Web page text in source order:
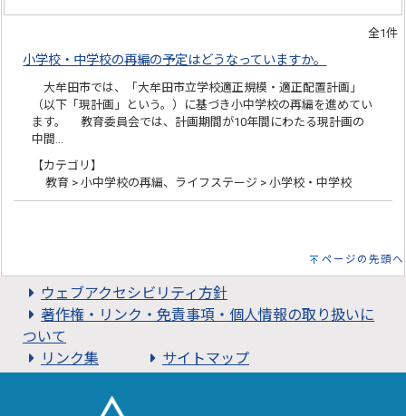
全1件
小学校・中学校の再編の予定はどうなっていますか。
大牟田市では、「大牟田市立学校適正規模・適正配置計画」
（以下「現計画」という。）に基づき小中学校の再編を進めてい
ます。 教育委員会では、計画期間が10年間にわたる現計画の
中間…
【カテゴリ】
教育 > 小中学校の再編、ライフステージ > 小学校・中学校
ページの先頭へ
ウェブアクセシビリティ方針
著作権・リンク・免責事項・個人情報の取り扱いに
ついて
リンク集
サイトマップ